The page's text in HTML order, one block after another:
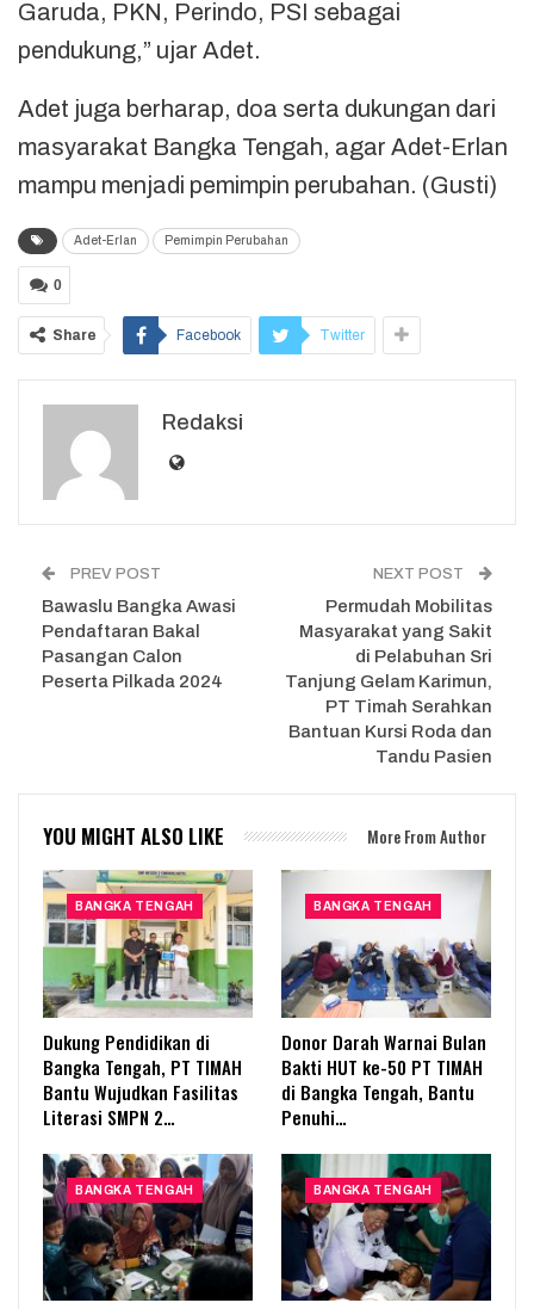
Garuda, PKN, Perindo, PSI sebagai
pendukung,” ujar Adet.
Adet juga berharap, doa serta dukungan dari
masyarakat Bangka Tengah, agar Adet-Erlan
mampu menjadi pemimpin perubahan. (Gusti)
Adet-Erlan Pemimpin Perubahan
0
Share Facebook Twitter
Redaksi
PREV POST
Bawaslu Bangka Awasi
Pendaftaran Bakal
Pasangan Calon
Peserta Pilkada 2024
NEXT POST
Permudah Mobilitas
Masyarakat yang Sakit
di Pelabuhan Sri
Tanjung Gelam Karimun,
PT Timah Serahkan
Bantuan Kursi Roda dan
Tandu Pasien
YOU MIGHT ALSO LIKE More From Author
BANGKA TENGAH
Dukung Pendidikan di
Bangka Tengah, PT TIMAH
Bantu Wujudkan Fasilitas
Literasi SMPN 2…
BANGKA TENGAH
Donor Darah Warnai Bulan
Bakti HUT ke-50 PT TIMAH
di Bangka Tengah, Bantu
Penuhi…
BANGKA TENGAH BANGKA TENGAH